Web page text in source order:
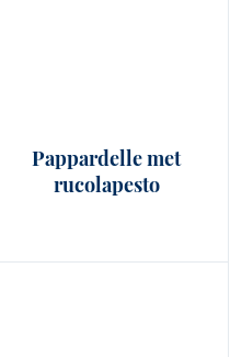
Pappardelle met
rucolapesto